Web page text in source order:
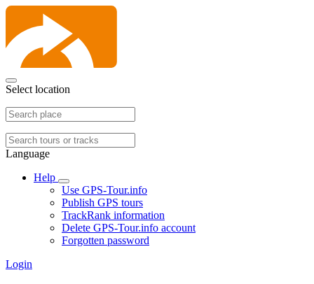
Select location
Language
Help
Use GPS-Tour.info
Publish GPS tours
TrackRank information
Delete GPS-Tour.info account
Forgotten password
Login